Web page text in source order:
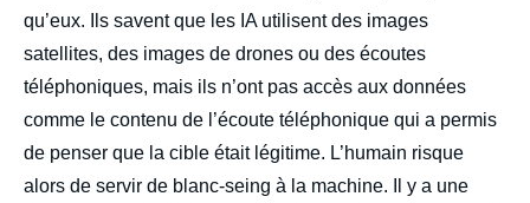
qu’eux. Ils savent que les IA utilisent des images
satellites, des images de drones ou des écoutes
téléphoniques, mais ils n’ont pas accès aux données
comme le contenu de l’écoute téléphonique qui a permis
de penser que la cible était légitime. L’humain risque
alors de servir de blanc-seing à la machine. Il y a une